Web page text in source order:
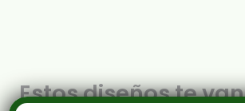
Estos diseños te van